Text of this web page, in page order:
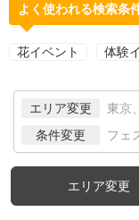
よく使われる検索条
花イベント 体験
エリア変更 東京
条件変更 フェ
エリア変更